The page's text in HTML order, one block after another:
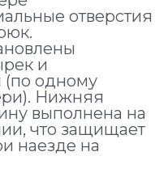
отверстия
и
(по одному
Нижняя
выполнена на
что защищает
наезде на